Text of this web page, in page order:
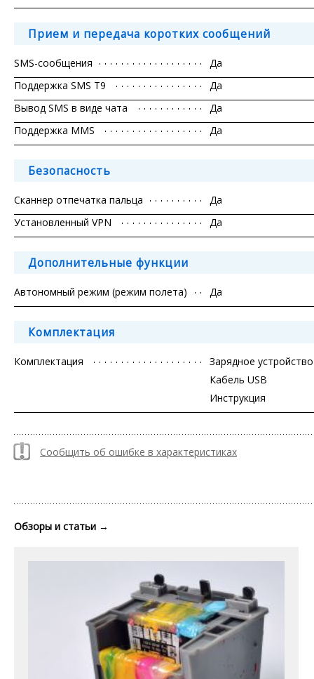
Прием и передача коротких сообщений
SMS-сообщения
Да
Поддержка SMS T9
Да
Вывод SMS в виде чата
Да
Поддержка MMS
Да
Безопасность
Сканнер отпечатка пальца
Да
Установленный VPN
Да
Дополнительные функции
Автономный режим (режим полета) Да
Комплектация
Комплектация
Зарядное устройство
Кабель USB
Инструкция
Сообщить об ошибке в характеристиках
Обзоры и статьи →